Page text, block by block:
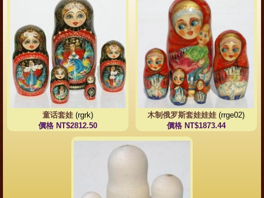
童话套娃 (rgrk)
價格 NT$2812.50
木制俄罗斯套娃娃娃(rrge02)
價格 NT$1873.44